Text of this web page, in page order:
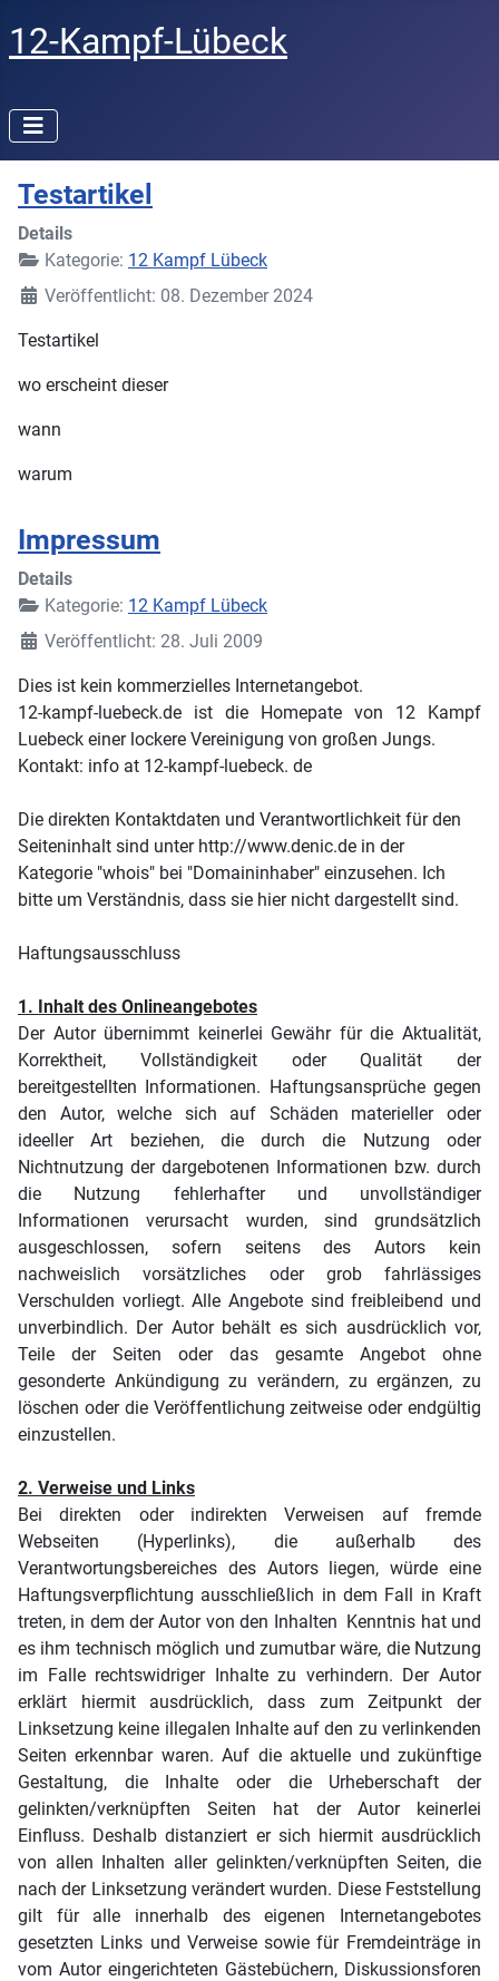
12-Kampf-Lübeck
Testartikel
Details
Kategorie: 12 Kampf Lübeck
Veröffentlicht: 08. Dezember 2024
Testartikel
wo erscheint dieser
wann
warum
Impressum
Details
Kategorie: 12 Kampf Lübeck
Veröffentlicht: 28. Juli 2009
Dies ist kein kommerzielles Internetangebot.
12-kampf-luebeck.de ist die Homepate von 12 Kampf
Luebeck einer lockere Vereinigung von großen Jungs.
Kontakt: info at 12-kampf-luebeck. de
Die direkten Kontaktdaten und Verantwortlichkeit für den
Seiteninhalt sind unter http://www.denic.de in der
Kategorie "whois" bei "Domaininhaber" einzusehen. Ich
bitte um Verständnis, dass sie hier nicht dargestellt sind.
Haftungsausschluss
1. Inhalt des Onlineangebotes
Der Autor übernimmt keinerlei Gewähr für die Aktualität,
Korrektheit, Vollständigkeit oder Qualität der
bereitgestellten Informationen. Haftungsansprüche gegen
den Autor, welche sich auf Schäden materieller oder
ideeller Art beziehen, die durch die Nutzung oder
Nichtnutzung der dargebotenen Informationen bzw. durch
die Nutzung fehlerhafter und unvollständiger
Informationen verursacht wurden, sind grundsätzlich
ausgeschlossen, sofern seitens des Autors kein
nachweislich vorsätzliches oder grob fahrlässiges
Verschulden vorliegt. Alle Angebote sind freibleibend und
unverbindlich. Der Autor behält es sich ausdrücklich vor,
Teile der Seiten oder das gesamte Angebot ohne
gesonderte Ankündigung zu verändern, zu ergänzen, zu
löschen oder die Veröffentlichung zeitweise oder endgültig
einzustellen.
2. Verweise und Links
Bei direkten oder indirekten Verweisen auf fremde
Webseiten (Hyperlinks), die außerhalb des
Verantwortungsbereiches des Autors liegen, würde eine
Haftungsverpflichtung ausschließlich in dem Fall in Kraft
treten, in dem der Autor von den Inhalten Kenntnis hat und
es ihm technisch möglich und zumutbar wäre, die Nutzung
im Falle rechtswidriger Inhalte zu verhindern. Der Autor
erklärt hiermit ausdrücklich, dass zum Zeitpunkt der
Linksetzung keine illegalen Inhalte auf den zu verlinkenden
Seiten erkennbar waren. Auf die aktuelle und zukünftige
Gestaltung, die Inhalte oder die Urheberschaft der
gelinkten/verknüpften Seiten hat der Autor keinerlei
Einfluss. Deshalb distanziert er sich hiermit ausdrücklich
von allen Inhalten aller gelinkten/verknüpften Seiten, die
nach der Linksetzung verändert wurden. Diese Feststellung
gilt für alle innerhalb des eigenen Internetangebotes
gesetzten Links und Verweise sowie für Fremdeinträge in
vom Autor eingerichteten Gästebüchern, Diskussionsforen